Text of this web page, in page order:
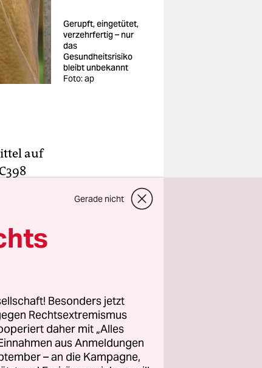
Gerupft, eingetütet,
verzehrfertig – nur
das
Gesundheitsrisiko
bleibt unbekannt
Foto: ap
auf
sind
die
Nun
Gerade nicht
Besonders jetzt
Rechtsextremismus
daher mit „Alles
aus Anmeldungen
– an die Kampagne,